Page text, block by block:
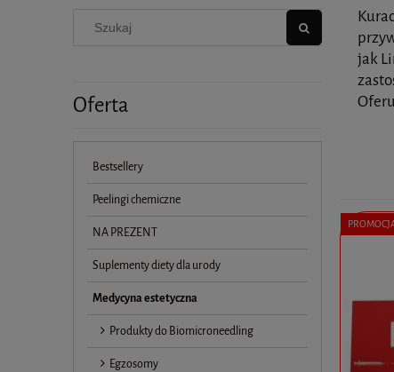
Oferta
Bestsellery
Peelingi chemiczne
NA PREZENT
Suplementy diety dla urody
Medycyna estetyczna
Produkty do Biomicroneedling
Egzosomy
jak